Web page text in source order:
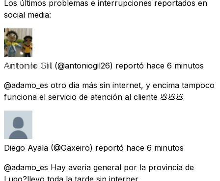
Los últimos problemas e interrupciones reportados en
social media:
𝔸𝕟𝕥𝕠𝕟𝕚𝕠 𝔾𝕚𝕝 (@antoniogil26) reportó hace 6 minutos
@adamo_es otro día más sin internet, y encima tampoco
funciona el servicio de atención al cliente 💩💩💩
Diego Ayala (@Gaxeiro) reportó hace 6 minutos
@adamo_es Hay averia general por la provincia de
Lugo?llevo toda la tarde sin interner